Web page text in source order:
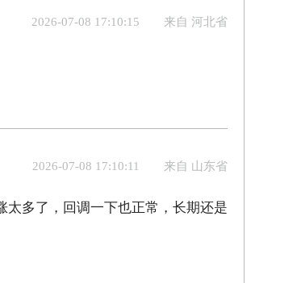
2026-07-08 17:10:15 来自 河北省
2026-07-08 17:10:11 来自 山东省
太多了，回调一下也正常，长期还是